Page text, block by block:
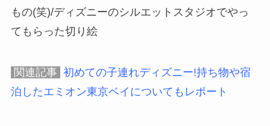
もの(笑)/ディズニーのシルエットスタジオでやっ
てもらった切り絵
関連記事 初めての子連れディズニー!持ち物や宿
泊したエミオン東京ベイについてもレポート